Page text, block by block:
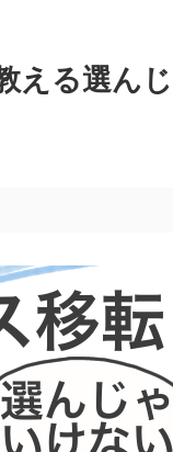
える選んじ